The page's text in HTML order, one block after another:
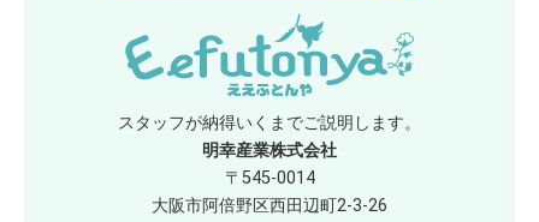
スタッフが納得いくまでご説明します。
明幸産業株式会社
〒545-0014
大阪市阿倍野区西田辺町2-3-26